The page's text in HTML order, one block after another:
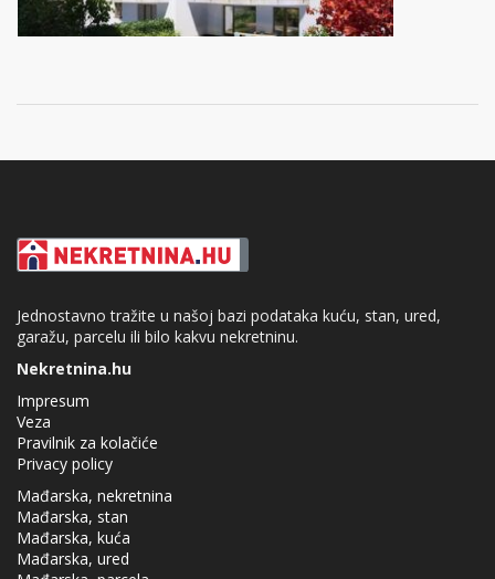
Jednostavno tražite u našoj bazi podataka kuću, stan, ured,
garažu, parcelu ili bilo kakvu nekretninu.
Nekretnina.hu
Impresum
Veza
Pravilnik za kolačiće
Privacy policy
Mađarska, nekretnina
Mađarska, stan
Mađarska, kuća
Mađarska, ured